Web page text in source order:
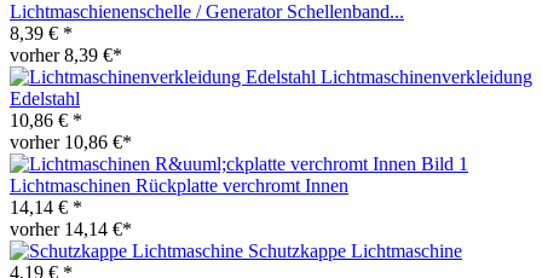
Lichtmaschienenschelle / Generator Schellenband...
8,39 € *
vorher 8,39 €*
Lichtmaschinenverkleidung
Edelstahl
10,86 € *
vorher 10,86 €*
Lichtmaschinen Rückplatte verchromt Innen
14,14 € *
vorher 14,14 €*
Schutzkappe Lichtmaschine
4,19 € *